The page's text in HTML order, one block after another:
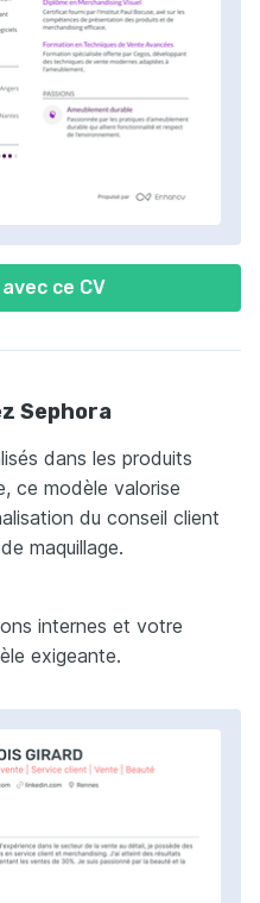
ce CV
Sephora
dans les produits
ce modèle valorise
du conseil client
maquillage.
internes et votre
exigeante.